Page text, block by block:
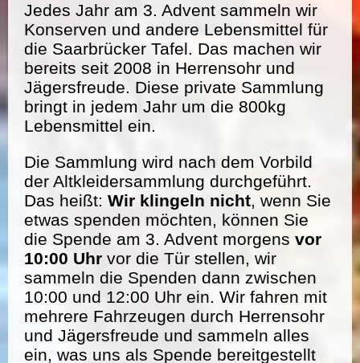
Jedes Jahr am 3. Advent sammeln wir
Konserven und andere Lebensmittel für
die Saarbrücker Tafel. Das machen wir
bereits seit 2008 in Herrensohr und
Jägersfreude. Diese private Sammlung
bringt in jedem Jahr um die 800kg
Lebensmittel ein.
Die Sammlung wird nach dem Vorbild
der Altkleidersammlung durchgeführt.
Das heißt: Wir klingeln nicht, wenn Sie
etwas spenden möchten, können Sie
die Spende am 3. Advent morgens vor
10:00 Uhr vor die Tür stellen, wir
sammeln die Spenden dann zwischen
10:00 und 12:00 Uhr ein. Wir fahren mit
mehrere Fahrzeugen durch Herrensohr
und Jägersfreude und sammeln alles
ein, was uns als Spende bereitgestellt